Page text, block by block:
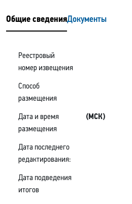
Общие сведенияДокументы
Реестровый
номер извещения
Способ
размещения
Дата и время
размещения
(МСК)
Дата последнего
редактирования:
Дата подведения
итогов